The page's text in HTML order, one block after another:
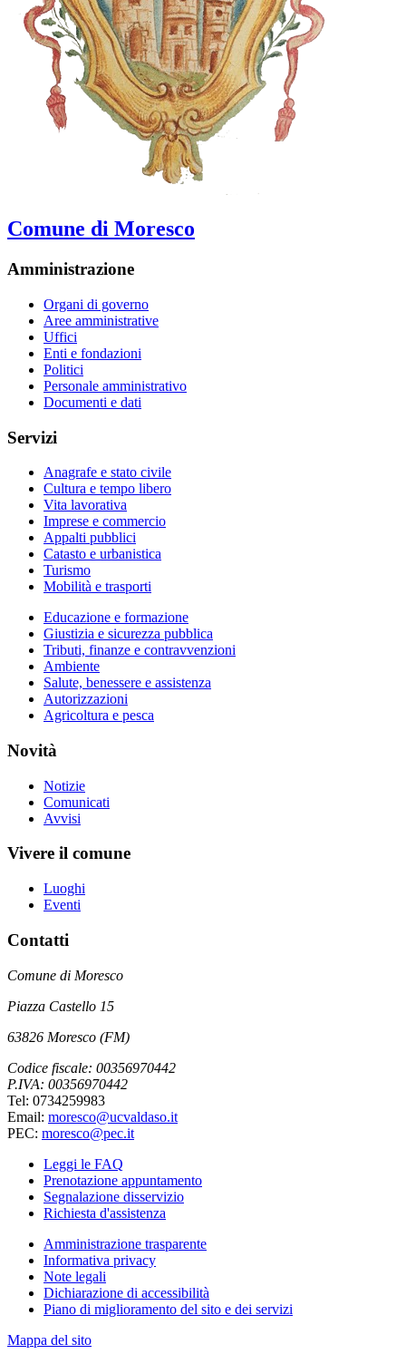
Comune di Moresco
Amministrazione
Organi di governo
Aree amministrative
Uffici
Enti e fondazioni
Politici
Personale amministrativo
Documenti e dati
Servizi
Anagrafe e stato civile
Cultura e tempo libero
Vita lavorativa
Imprese e commercio
Appalti pubblici
Catasto e urbanistica
Turismo
Mobilità e trasporti
Educazione e formazione
Giustizia e sicurezza pubblica
Tributi, finanze e contravvenzioni
Ambiente
Salute, benessere e assistenza
Autorizzazioni
Agricoltura e pesca
Novità
Notizie
Comunicati
Avvisi
Vivere il comune
Luoghi
Eventi
Contatti
Comune di Moresco
Piazza Castello 15
63826 Moresco (FM)
Codice fiscale: 00356970442
P.IVA: 00356970442
Tel: 0734259983
Email: moresco@ucvaldaso.it
PEC: moresco@pec.it
Leggi le FAQ
Prenotazione appuntamento
Segnalazione disservizio
Richiesta d'assistenza
Amministrazione trasparente
Informativa privacy
Note legali
Dichiarazione di accessibilità
Piano di miglioramento del sito e dei servizi
Mappa del sito